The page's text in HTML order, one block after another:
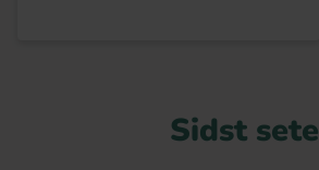
Sidst sete